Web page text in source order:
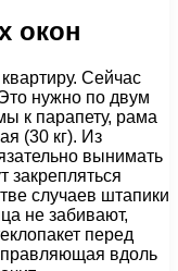
окон
Сейчас
нужно по двум
к парапету, рама
(30 кг). Из
вынимать
закрепляться
случаев штапики
не забивают,
перед
вдоль